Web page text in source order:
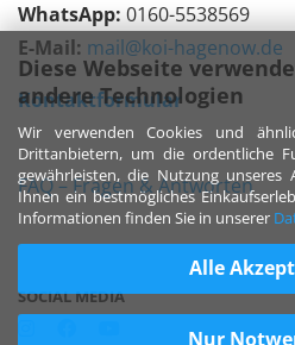
Diese Webseite
andere Technologien
Wir verwenden Cookies und
Drittanbietern, um die ordentliche
gewährleisten, die Nutzung unseres
Ihnen ein bestmögliches
Informationen finden Sie in unserer
Alle
Nur
WhatsApp: 0160-5538569
E-Mail: mail@koi-hagenow.de
Kontaktformular
FAQ – Fragen & Antworten
SOCIAL MEDIA